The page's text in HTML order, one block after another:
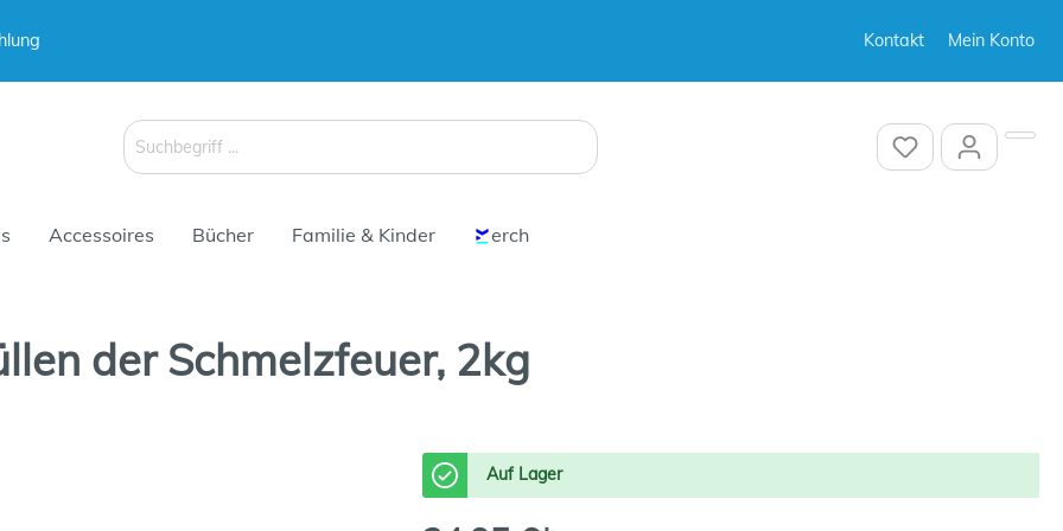
Kontakt Mein Konto
Accessoires Bücher Familie & Kinder erch
der Schmelzfeuer, 2kg
Auf Lager
Schirme